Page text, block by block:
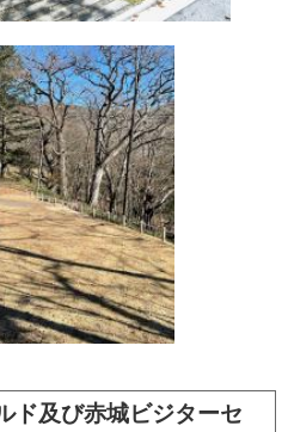
ド及び赤城ビジターセ